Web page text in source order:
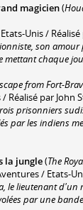
magicien(
Unis /
son
mettant chaque
from Fort-
Réalisé par John
prisonniers
par les indiens
la jungle(The
/ Etats-
le lieutenant
par une